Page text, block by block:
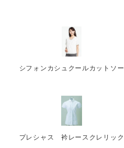
シフォンカシュクールカットソー
プレシャス 衿レースクレリック